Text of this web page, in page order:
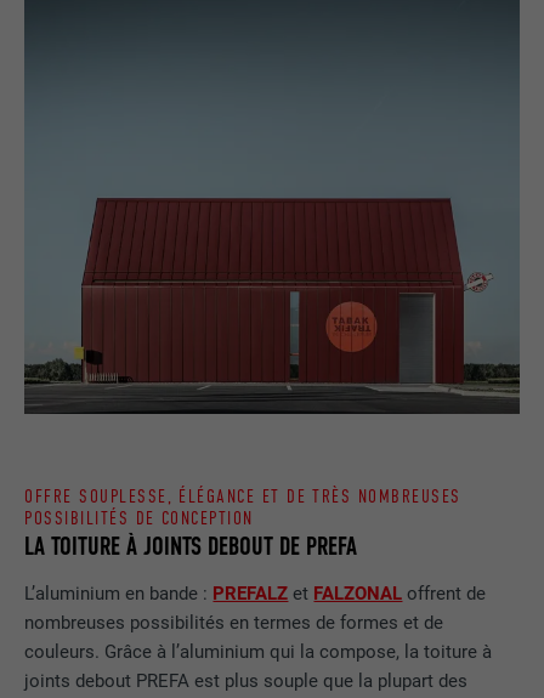
LA TOITURE À JOINTS DEBOUT DE PREFA
OFFRE SOUPLESSE, ÉLÉGANCE ET DE TRÈS NOMBREUSES
POSSIBILITÉS DE CONCEPTION
L’aluminium en bande : PREFALZ et FALZONAL offrent de
nombreuses possibilités en termes de formes et de
couleurs. Grâce à l’aluminium qui la compose, la toiture à
joints debout PREFA est plus souple que la plupart des
UTILITÉ
appareils mobiles afin de permettre un
suivi se basant sur une localisation GPS
VISITOR_INFO1_LIVE
FOURNISSEUR YouTube
UTILITÉ Mesure de la bande passante YouTube
FOURNISSEUR YouTube
EXPIRATION Session